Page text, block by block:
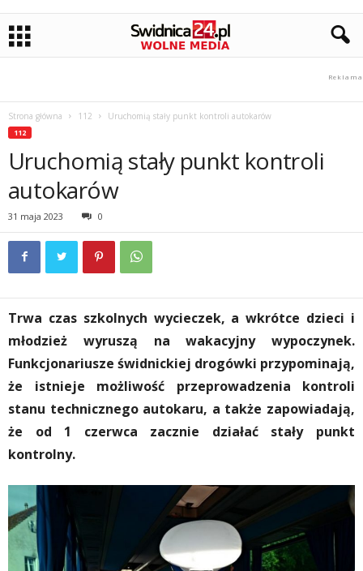
Strona główna 112 Uruchomią stały punkt kontroli autokarów
112
Uruchomią stały punkt kontroli
autokarów
31 maja 2023 0
Trwa czas szkolnych wycieczek, a wkrótce dzieci i
młodzież wyruszą na wakacyjny wypoczynek.
Funkcjonariusze świdnickiej drogówki przypominają,
że istnieje możliwość przeprowadzenia kontroli
stanu technicznego autokaru, a także zapowiadają,
że od 1 czerwca zacznie działać stały punkt
kontrolny.